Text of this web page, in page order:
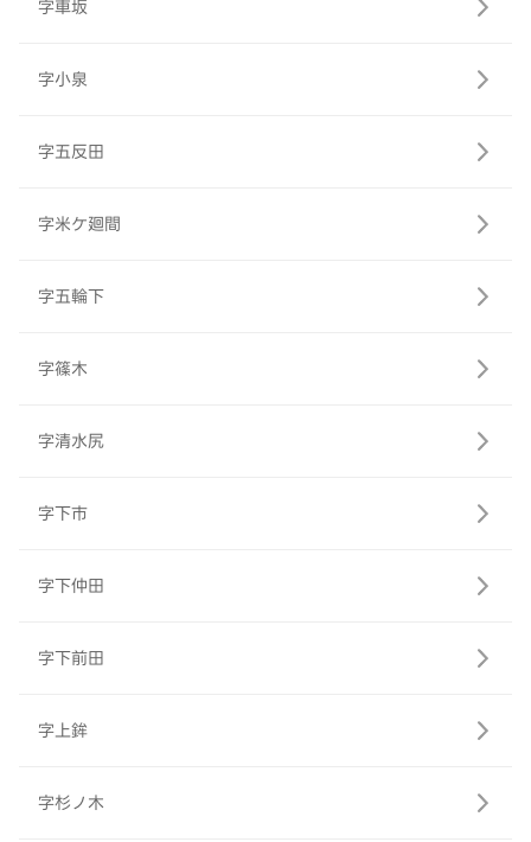
字車坂
字小泉
字五反田
字米ケ廻間
字五輪下
字篠木
字清水尻
字下市
字下仲田
字下前田
字上鉾
字杉ノ木